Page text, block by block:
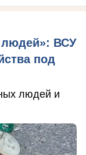
людей»: ВСУ
под
людей и